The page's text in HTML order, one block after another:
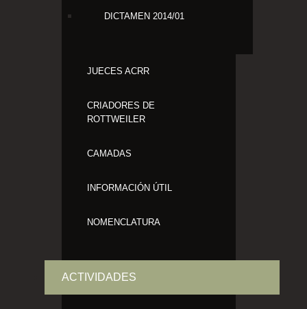
DICTAMEN 2014/01
JUECES ACRR
CRIADORES DE
ROTTWEILER
CAMADAS
INFORMACIÓN ÚTIL
NOMENCLATURA
ACTIVIDADES